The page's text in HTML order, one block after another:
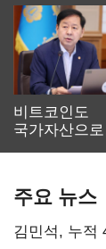
비트코인도
국가자산으
주요 뉴스
김민석, 누적